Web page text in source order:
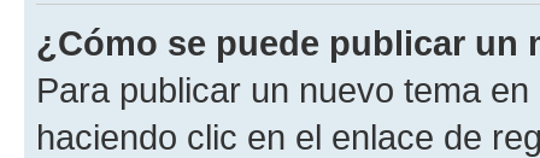
¿Cómo se puede publicar un
Para publicar un nuevo tema
haciendo clic en el enlace de